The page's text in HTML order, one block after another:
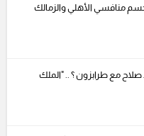
حسم منافسي الأهلي والزمالك
مع طرابزون ؟ .. "الملك